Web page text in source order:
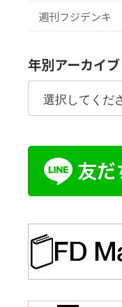
週刊フジデンキ
年別アーカイブ